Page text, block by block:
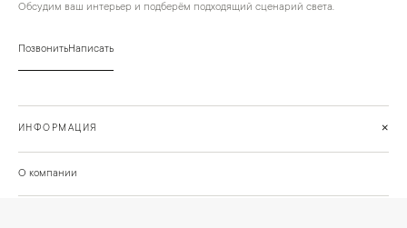
Обсудим ваш интерьер и подберём подходящий сценарий света.
ПозвонитьНаписать
ИНФОРМАЦИЯ +
О компании